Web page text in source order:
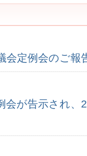
会定例会のご報
会が告示され、